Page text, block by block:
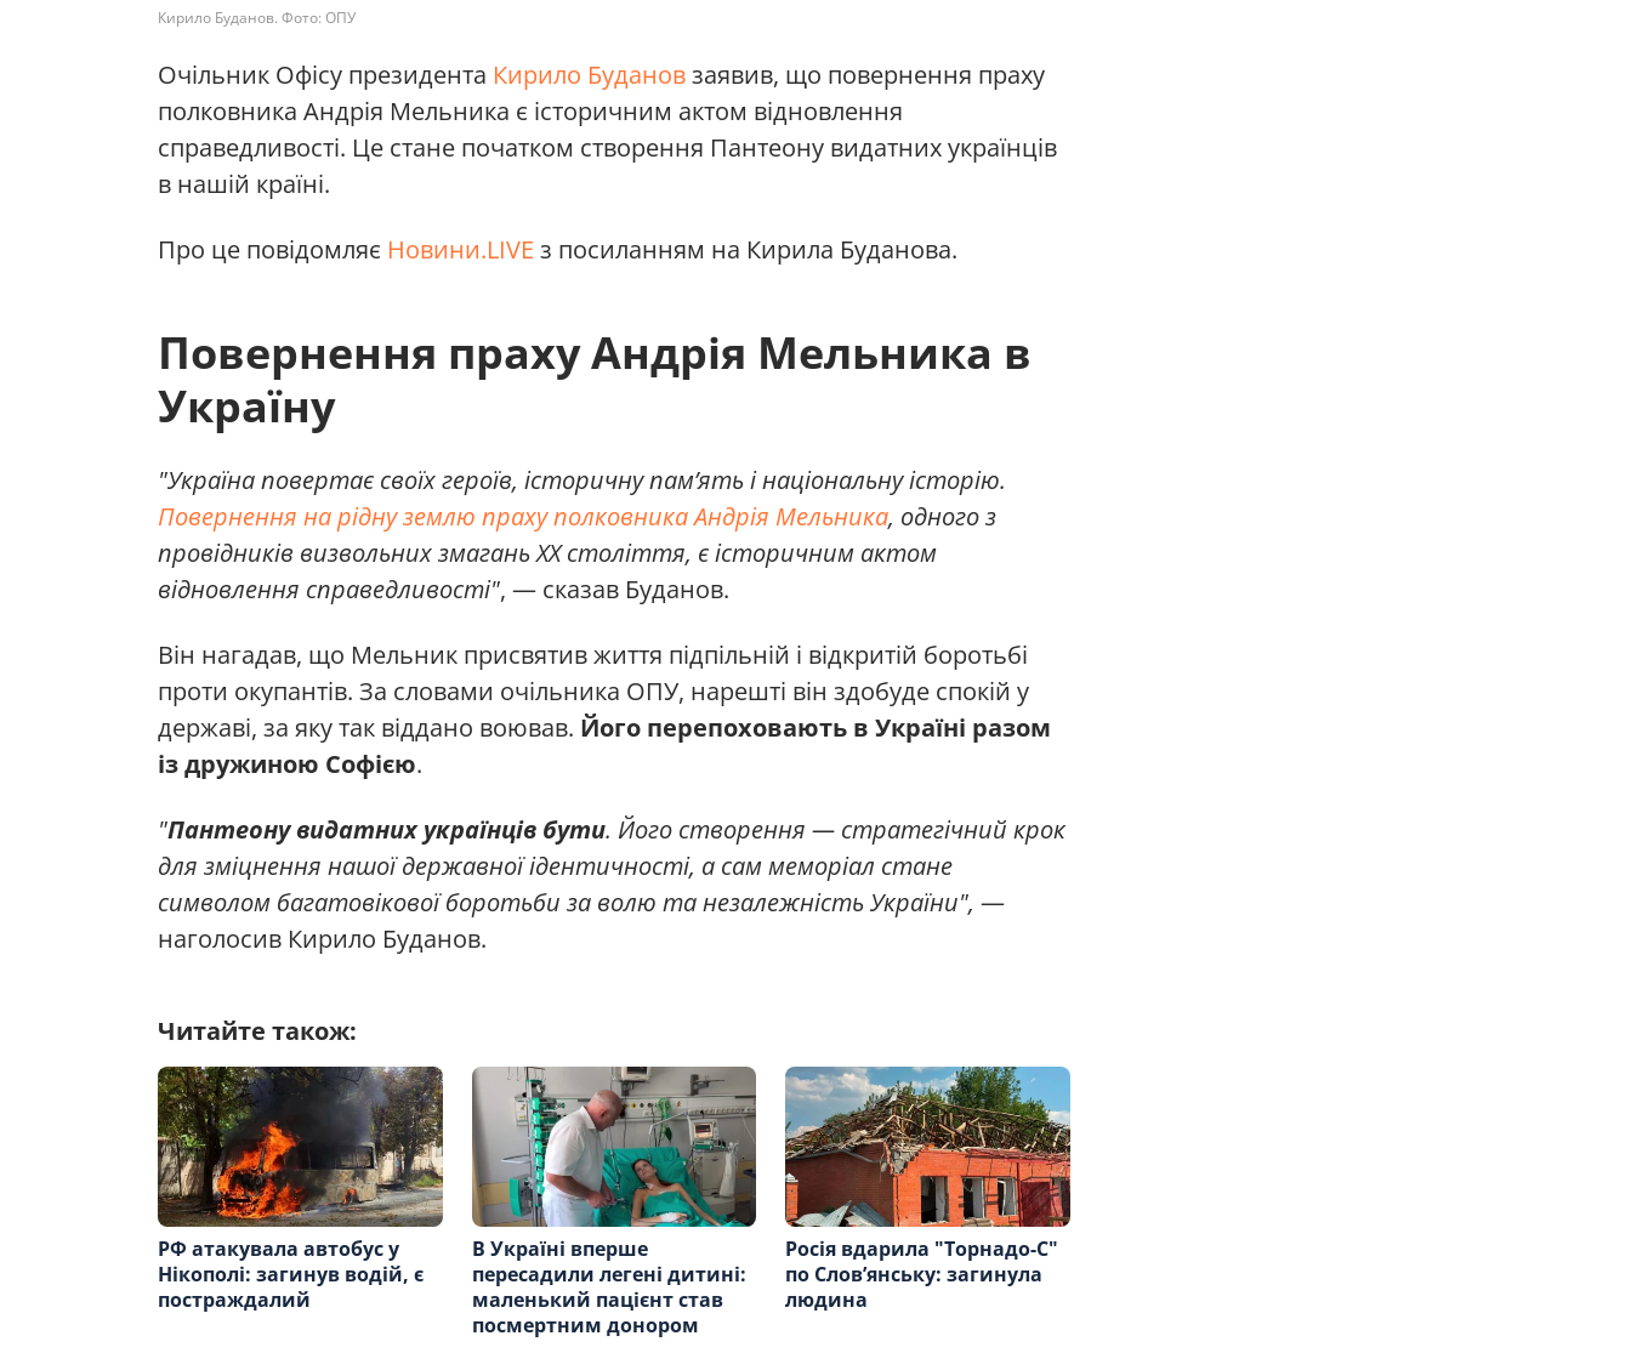
Кирило Буданов. Фото: ОПУ
Очільник Офісу президента Кирило Будановзаявив, що повернення праху
полковника Андрія Мельника є історичним актом відновлення
справедливості. Це стане початком створення Пантеону видатних українців
в нашій країні.
Про це повідомляє Новини.LIVE з посиланням на Кирила Буданова.
Повернення праху Андрія Мельника в
Україну
"Україна повертає своїх героїв, історичну пам’ять і національну історію.
Повернення на рідну землю праху полковника Андрія Мельника, одного з
провідників визвольних змагань ХХ століття, є історичним актом
відновлення справедливості", — сказав Буданов.
Він нагадав, що Мельник присвятив життя підпільній і відкритій боротьбі
проти окупантів. За словами очільника ОПУ, нарешті він здобуде спокій у
державі, за яку так віддано воював. Його перепоховають в Україні разом
із дружиною Софією.
"Пантеону видатних українців бути. Його створення — стратегічний крок
для зміцнення нашої державної ідентичності, а сам меморіал стане
символом багатовікової боротьби за волю та незалежність України", —
наголосив Кирило Буданов.
Читайте також:
РФ атакувала автобус у
Нікополі: загинув водій, є
постраждалий
В Україні вперше
пересадили легені дитині:
маленький пацієнт став
посмертним донором
Росія вдарила "Торнадо-С"
по Слов’янську: загинула
людина